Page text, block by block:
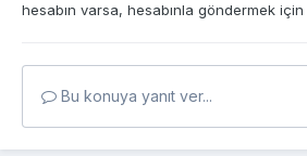
hesabın varsa, hesabınla göndermek için
Bu konuya yanıt ver...